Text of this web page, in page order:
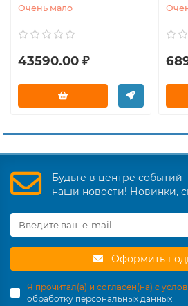
Очень мало
43590.00 ₽
Будьте в центре событий
наши новости! Новинки,
Оформить
Я прочитал(а) и согласен(на) с
обработку персональных данных